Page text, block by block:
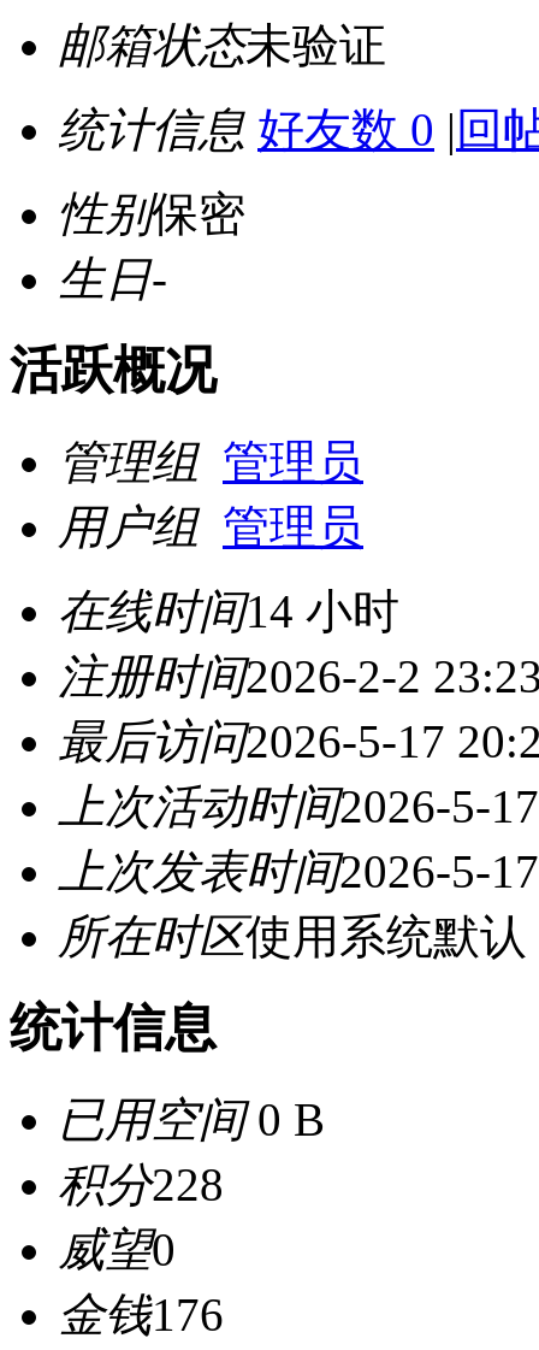
邮箱状态未验证
统计信息 好友数 0 | 回
性别保密
生日-
活跃概况
管理组 管理员
用户组 管理员
在线时间14 小时
注册时间2026-2-2
最后访问2026-5-17
上次活动时间2026-5-
上次发表时间2026-5-
所在时区使用系统默认
统计信息
已用空间0 B
积分228
威望0
金钱176